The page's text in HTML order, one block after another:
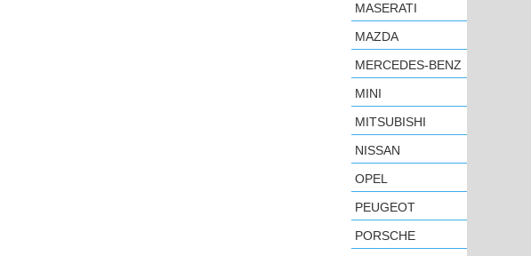
MASERATI
MAZDA
MERCEDES-BENZ
MINI
MITSUBISHI
NISSAN
OPEL
PEUGEOT
PORSCHE